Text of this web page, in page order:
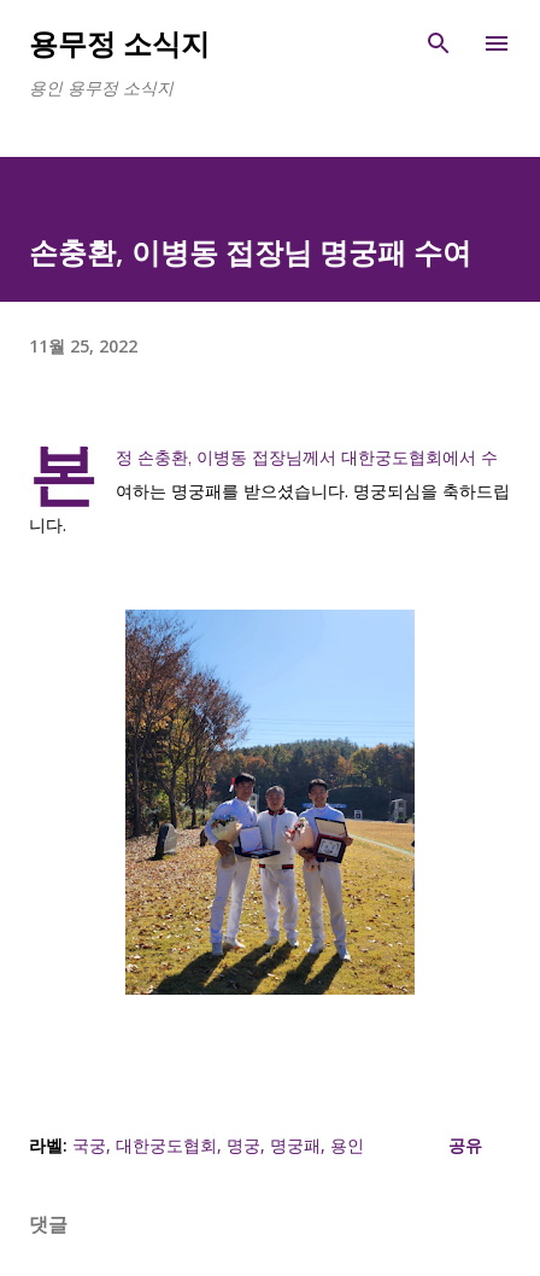
기본 콘텐츠로 건너뛰기
용무정 소식지
용인 용무정 소식지
손충환, 이병동 접장님 명궁패 수여
11월 25, 2022
본
정 손충환, 이병동 접장님께서 대한궁도협회에서 수
여하는 명궁패를 받으셨습니다. 명궁되심을 축하드립
니다.
라벨: 국궁 대한궁도협회 명궁 명궁패 용인 공유
댓글